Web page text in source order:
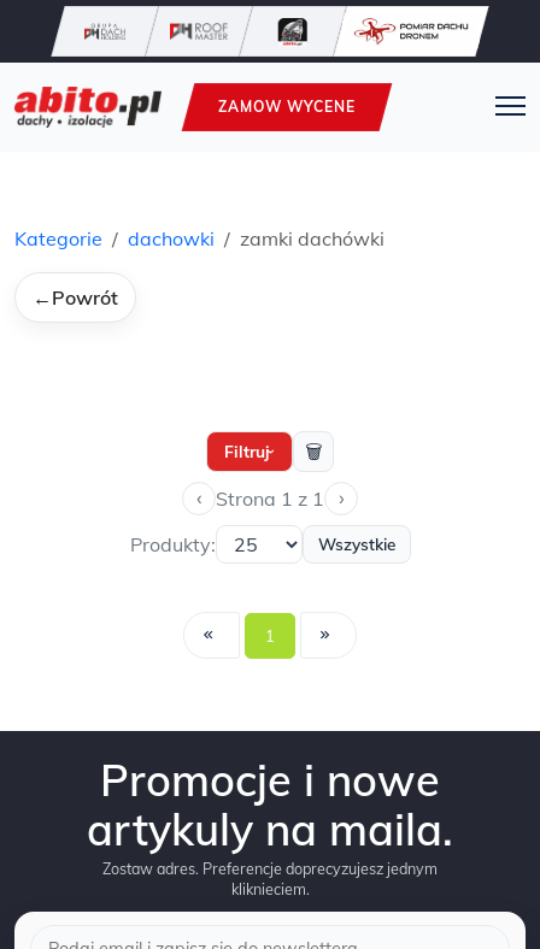
ZAMOW WYCENE
Kategorie dachowki zamki dachówki
← Powrót
Filtruj› 🗑
‹ Strona 1 z 1 ›
Produkty: Wszystkie
1
Promocje i nowe
artykuly na maila.
Zostaw adres. Preferencje doprecyzujesz jednym
kliknieciem.